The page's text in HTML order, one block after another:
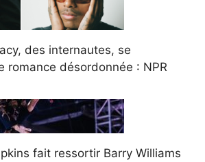
des internautes, se
romance désordonnée : NPR
fait ressortir Barry Williams